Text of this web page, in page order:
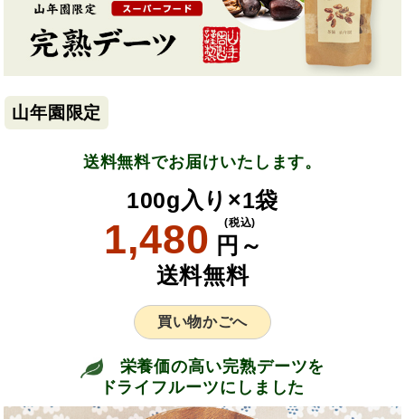
山年園限定
送料無料でお届けいたします。
100g入り×1袋
1,480 円～
(税込)
送料無料
買い物かごへ
栄養価の高い完熟デーツを
ドライフルーツにしました